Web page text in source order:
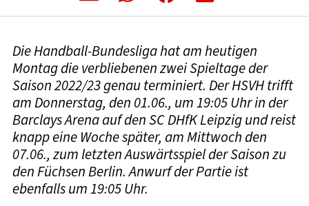
Die Handball-Bundesliga hat am heutigen
Montag die verbliebenen zwei Spieltage der
Saison 2022/23 genau terminiert. Der HSVH trifft
am Donnerstag, den 01.06., um 19:05 Uhr in der
Barclays Arena auf den SC DHfK Leipzig und reist
knapp eine Woche später, am Mittwoch den
07.06., zum letzten Auswärtsspiel der Saison zu
den Füchsen Berlin. Anwurf der Partie ist
ebenfalls um 19:05 Uhr.